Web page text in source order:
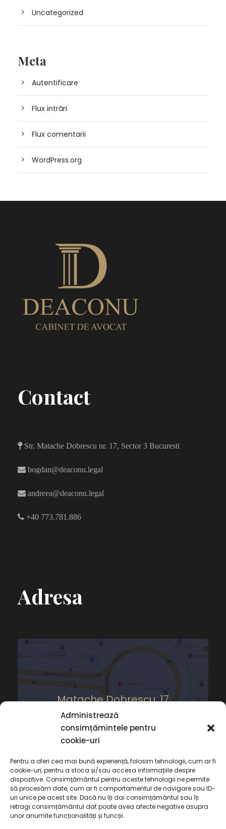
Administrează
consimțămintele pentru
cookie-uri
Pentru a oferi cea mai bună experiență, folosim tehnologii, cum ar fi
cookie-uri, pentru a stoca și/sau accesa informațiile despre
dispozitive. Consimțământul pentru aceste tehnologii ne permite
să procesăm date, cum ar fi comportamentul de navigare sau ID-
uri unice pe acest site. Dacă nu îți dai consimțământul sau îți
retragi consimțământul dat poate avea afecte negative asupra
unor anumite funcționalități și funcții.
Uncategorized
Meta
Autentificare
Flux intrări
Flux comentarii
WordPress.org
Contact
Str. Matache Dobrescu nr. 17, Sector 3 Bucuresti
bogdan@deaconu.legal
andreea@deaconu.legal
+40 773.781.886
Adresa
Matache Dobrescu, 17